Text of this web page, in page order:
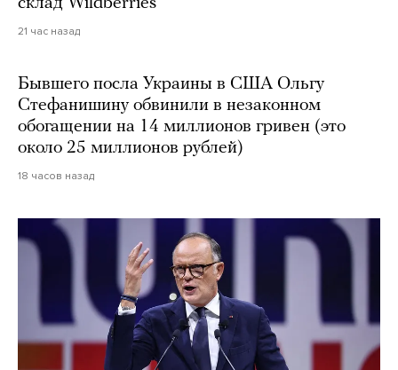
21 час назад
Бывшего посла Украины в США Ольгу
Стефанишину обвинили в незаконном
обогащении на 14 миллионов гривен (это
около 25 миллионов рублей)
18 часов назад